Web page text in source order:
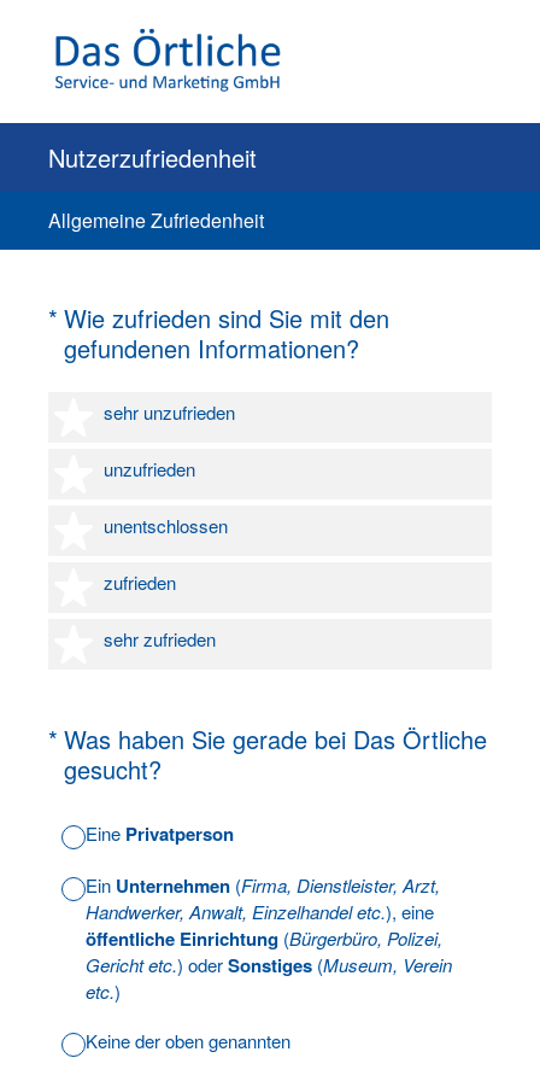
Nutzerzufriedenheit
Allgemeine Zufriedenheit
* Wie zufrieden sind Sie mit den
gefundenen Informationen?
(Erforderlich.)
sehr unzufrieden
1 Stern
unzufrieden
2 Sterne
unentschlossen
3 Sterne
zufrieden
4 Sterne
sehr zufrieden
5 Sterne
* Was haben Sie gerade bei Das Örtliche
gesucht?
(Erforderlich.)
Eine Privatperson
Ein Unternehmen (Firma, Dienstleister, Arzt,
Handwerker, Anwalt, Einzelhandel etc.), eine
öffentliche Einrichtung (Bürgerbüro, Polizei,
Gericht etc.) oderSonstiges (Museum, Verein
etc.)
Keine der oben genannten